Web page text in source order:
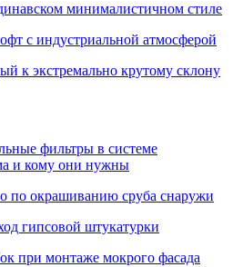
минималистичном стиле
с индустриальной атмосферой
к экстремально крутому склону
фильтры в системе
и кому они нужны
по окрашиванию сруба снаружи
гипсовой штукатурки
при монтаже мокрого фасада